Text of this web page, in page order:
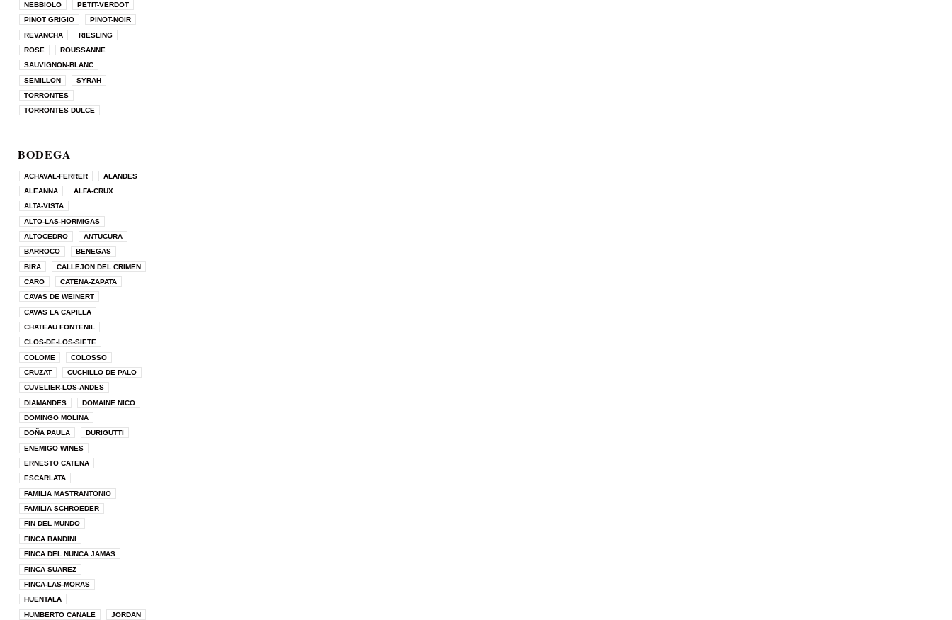
NEBBIOLO
PETIT-VERDOT
PINOT GRIGIO
PINOT-NOIR
REVANCHA
RIESLING
ROSE
ROUSSANNE
SAUVIGNON-BLANC
SEMILLON
SYRAH
TORRONTES
TORRONTES DULCE
BODEGA
ACHAVAL-FERRER
ALANDES
ALEANNA
ALFA-CRUX
ALTA-VISTA
ALTO-LAS-HORMIGAS
ALTOCEDRO
ANTUCURA
BARROCO
BENEGAS
BIRA
CALLEJON DEL CRIMEN
CARO
CATENA-ZAPATA
CAVAS DE WEINERT
CAVAS LA CAPILLA
CHATEAU FONTENIL
CLOS-DE-LOS-SIETE
COLOME
COLOSSO
CRUZAT
CUCHILLO DE PALO
CUVELIER-LOS-ANDES
DIAMANDES
DOMAINE NICO
DOMINGO MOLINA
DOÑA PAULA
DURIGUTTI
ENEMIGO WINES
ERNESTO CATENA
ESCARLATA
FAMILIA MASTRANTONIO
FAMILIA SCHROEDER
FIN DEL MUNDO
FINCA BANDINI
FINCA DEL NUNCA JAMAS
FINCA SUAREZ
FINCA-LAS-MORAS
HUENTALA
HUMBERTO CANALE
JORDAN